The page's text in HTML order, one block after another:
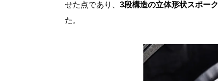
せた点であり、 3段構造の立体形状スポーク
た。